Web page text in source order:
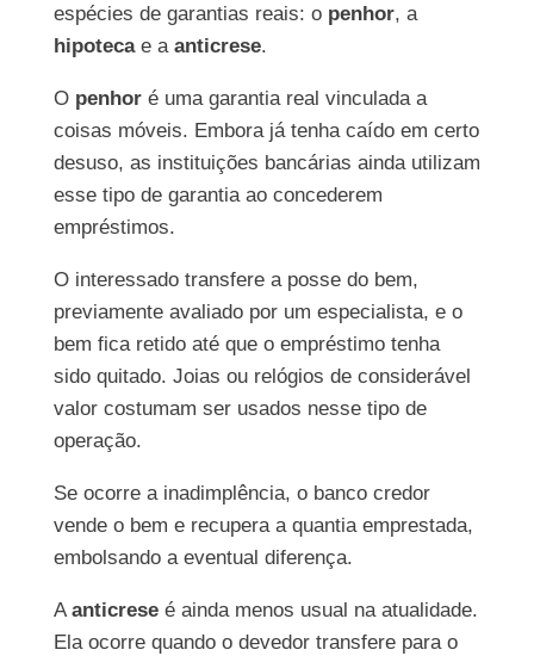
espécies de garantias reais: o penhor, a
hipotecae a anticrese.
O penhoré uma garantia real vinculada a
coisas móveis. Embora já tenha caído em certo
desuso, as instituições bancárias ainda utilizam
esse tipo de garantia ao concederem
empréstimos.
O interessado transfere a posse do bem,
previamente avaliado por um especialista, e o
bem fica retido até que o empréstimo tenha
sido quitado. Joias ou relógios de considerável
valor costumam ser usados nesse tipo de
operação.
Se ocorre a inadimplência, o banco credor
vende o bem e recupera a quantia emprestada,
embolsando a eventual diferença.
A anticreseé ainda menos usual na atualidade.
Ela ocorre quando o devedor transfere para o